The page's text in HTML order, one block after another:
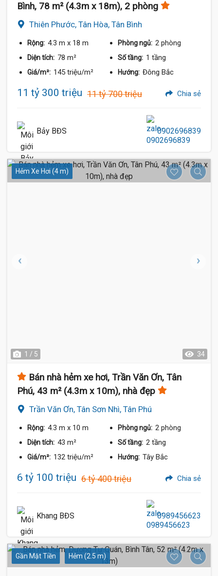
Bình, 78 m² (4.3m x 18m), 2 phòng
Thiên Phước, Tân Hòa, Tân Bình
Rộng: 4.3 m x 18 m Phòng ngủ: 2 phòng
Diện tích: 78 m² Số tầng: 1 tầng
Giá/m²: 145 triệu/m² Hướng: Đông Bắc
11 tỷ 300 triệu 11 tỷ 700 triệu Chia sẻ
Bảy BĐS 0902696839
Hẻm Xe Hơi (4 m)
1 / 5 34
Bán nhà hẻm xe hơi, Trần Văn Ơn, Tân
Phú, 43 m² (4.3m x 10m), nhà đẹp
Trần Văn Ơn, Tân Sơn Nhì, Tân Phú
Rộng: 4.3 m x 10 m Phòng ngủ: 2 phòng
Diện tích: 43 m² Số tầng: 2 tầng
Giá/m²: 132 triệu/m² Hướng: Tây Bắc
6 tỷ 100 triệu 6 tỷ 400 triệu Chia sẻ
Khang BĐS 0989456623
Gần Mặt Tiền Hẻm (2.5 m)